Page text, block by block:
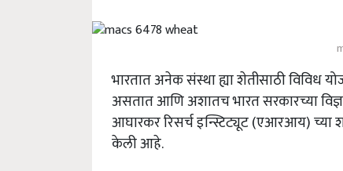
भारतात अनेक संस्था ह्या शेतीसाठी विविध
असतात आणि अशातच भारत सरकारच्या
आघारकर रिसर्च इन्स्टिट्यूट (एआरआय) च्या
केली आहे.